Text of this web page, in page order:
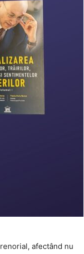
afectând nu